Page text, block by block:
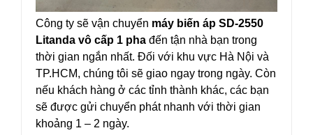
Công ty sẽ vận chuyển máy biến áp SD-2550
Litanda vô cấp 1 pha đến tận nhà bạn trong
thời gian ngắn nhất. Đối với khu vực Hà Nội và
TP.HCM, chúng tôi sẽ giao ngay trong ngày. Còn
nếu khách hàng ở các tỉnh thành khác, các bạn
sẽ được gửi chuyển phát nhanh với thời gian
khoảng 1 – 2 ngày.